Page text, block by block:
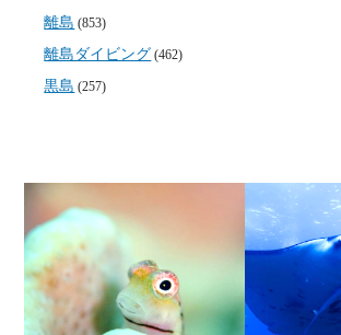
離島 (853)
離島ダイビング (462)
黒島 (257)